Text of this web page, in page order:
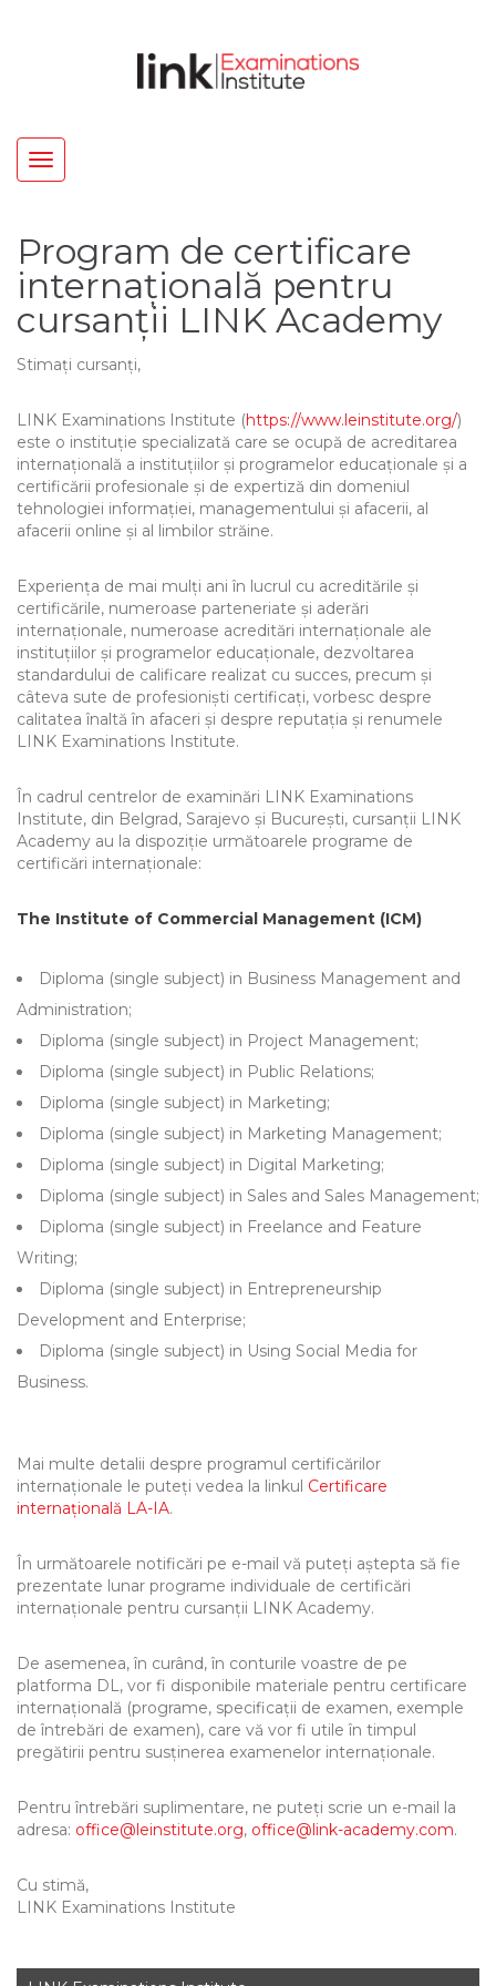
Toggle
navigation
Program de certificare
internațională pentru
cursanții LINK Academy
Stimați cursanți,
LINK Examinations Institute (https://www.leinstitute.org/)
este o instituție specializată care se ocupă de acreditarea
internațională a instituțiilor și programelor educaționale și a
certificării profesionale și de expertiză din domeniul
tehnologiei informației, managementului și afacerii, al
afacerii online și al limbilor străine.
Experiența de mai mulți ani în lucrul cu acreditările și
certificările, numeroase parteneriate și aderări
internaționale, numeroase acreditări internaționale ale
instituțiilor și programelor educaționale, dezvoltarea
standardului de calificare realizat cu succes, precum și
câteva sute de profesioniști certificați, vorbesc despre
calitatea înaltă în afaceri și despre reputația și renumele
LINK Examinations Institute.
În cadrul centrelor de examinări LINK Examinations
Institute, din Belgrad, Sarajevo și București, cursanții LINK
Academy au la dispoziție următoarele programe de
certificări internaționale:
The Institute of Commercial Management (ICM)
Diploma (single subject) in Business Management and
Administration;
Diploma (single subject) in Project Management;
Diploma (single subject) in Public Relations;
Diploma (single subject) in Marketing;
Diploma (single subject) in Marketing Management;
Diploma (single subject) in Digital Marketing;
Diploma (single subject) in Sales and Sales Management;
Diploma (single subject) in Freelance and Feature
Writing;
Diploma (single subject) in Entrepreneurship
Development and Enterprise;
Diploma (single subject) in Using Social Media for
Business.
Mai multe detalii despre programul certificărilor
internaționale le puteți vedea la linkul Certificare
internațională LA-IA.
În următoarele notificări pe e-mail vă puteți aștepta să fie
prezentate lunar programe individuale de certificări
internaționale pentru cursanții LINK Academy.
De asemenea, în curând, în conturile voastre de pe
platforma DL, vor fi disponibile materiale pentru certificare
internațională (programe, specificații de examen, exemple
de întrebări de examen), care vă vor fi utile în timpul
pregătirii pentru susținerea examenelor internaționale.
Pentru întrebări suplimentare, ne puteți scrie un e-mail la
adresa: office@leinstitute.org, office@link-academy.com.
Cu stimă,
LINK Examinations Institute